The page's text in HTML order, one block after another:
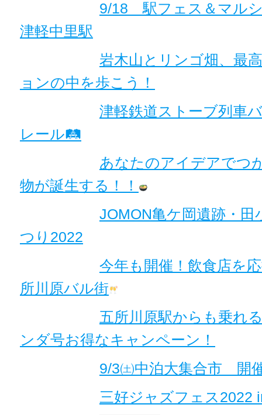
9/18 駅フェス＆マル
津軽中里駅
岩木山とリンゴ畑、最
ョンの中を歩こう！
津軽鉄道ストーブ列車
レール🛤
あなたのアイデアでつ
物が誕生する！！
JOMON亀ケ岡遺跡・田
つり2022
今年も開催！飲食店を
所川原バル街
五所川原駅からも乗れ
ンダ号お得なキャンペーン！
9/3㈯中泊大集合市 開
三好ジャズフェス2022